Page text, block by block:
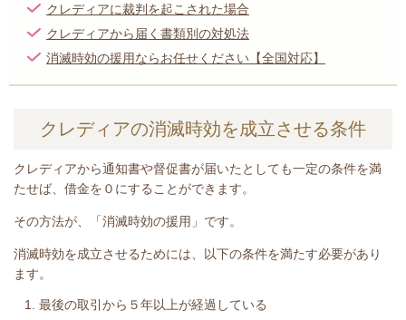
クレディアに裁判を起こされた場合
クレディアから届く書類別の対処法
消滅時効の援用ならお任せください【全国対応】
クレディアの消滅時効を成立させる条件
クレディアから通知書や督促書が届いたとして も一定の条件を満
たせば、借金を０にすることができます。
その方法が、「消滅時効の援用」です。
消滅時効を成立させるためには、以下の条件を満たす必要があり
ます。
最後の取引から５年以上が経過している